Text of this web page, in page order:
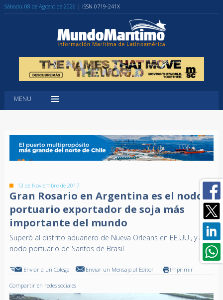
Sábado, 08 de Agosto de 2026 | ISSN 0719-241X
MENU
13 de Noviembre de 2017
Gran Rosario en Argentina es el nodo
portuario exportador de soja más
importante del mundo
Superó al distrito aduanero de Nueva Orleans en EE.UU., y al
nodo portuario de Santos de Brasil
Enviar a un Colega Enviar un Mensaje al Editor Imprimir
Compartir en redes sociales